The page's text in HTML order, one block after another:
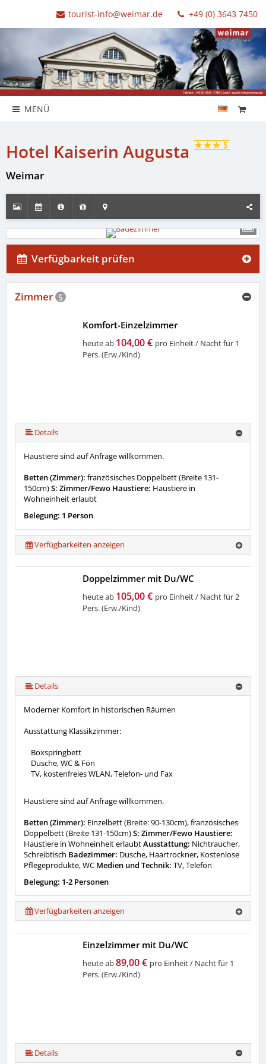
tourist-info@weimar.de +49 (0) 3643 7450
MENÜ
Hotel Kaiserin Augusta
Weimar
Verfügbarkeit prüfen
Zimmer 5
Komfort-Einzelzimmer
heute ab 104,00 € pro Einheit / Nacht für 1
Pers. (Erw./Kind)
Details
Haustiere sind auf Anfrage willkommen.
Betten (Zimmer): französisches Doppelbett (Breite 131-
150cm)S: Zimmer/Fewo Haustiere: Haustiere in
Wohneinheit erlaubt
Belegung: 1 Person
Verfügbarkeiten anzeigen
Doppelzimmer mit Du/WC
heute ab 105,00 € pro Einheit / Nacht für 2
Pers. (Erw./Kind)
Details
Moderner Komfort in historischen Räumen
Ausstattung Klassikzimmer:
Boxspringbett
Dusche, WC & Fön
TV, kostenfreies WLAN, Telefon- und Fax
Haustiere sind auf Anfrage willkommen.
Betten (Zimmer): Einzelbett (Breite: 90-130cm), französisches
Doppelbett (Breite 131-150cm)S: Zimmer/Fewo Haustiere:
Haustiere in Wohneinheit erlaubtAusstattung: Nichtraucher,
Schreibtisch Badezimmer: Dusche, Haartrockner, Kostenlose
Pflegeprodukte, WC Medien und Technik: TV, Telefon
Belegung: 1-2 Personen
Verfügbarkeiten anzeigen
Einzelzimmer mit Du/WC
heute ab89,00 € pro Einheit / Nacht für 1
Pers. (Erw./Kind)
Details